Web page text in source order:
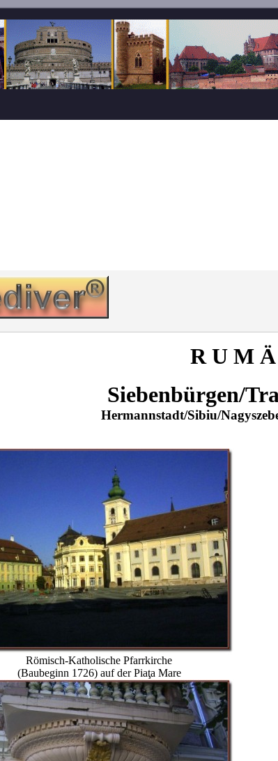
R U M
Siebenbürgen/
Hermannstadt/Sibiu/
Römisch-Katholische Pfarrkirche
(Baubeginn 1726) auf der Piaţa Mare